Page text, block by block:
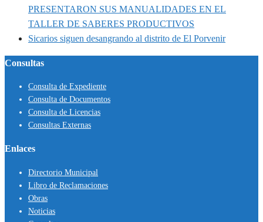
PRESENTARON SUS MANUALIDADES EN EL
TALLER DE SABERES PRODUCTIVOS
Sicarios siguen desangrando al distrito de El Porvenir
Consultas
Consulta de Expediente
Consulta de Documentos
Consulta de Licencias
Consultas Externas
Enlaces
Directorio Municipal
Libro de Reclamaciones
Obras
Noticias